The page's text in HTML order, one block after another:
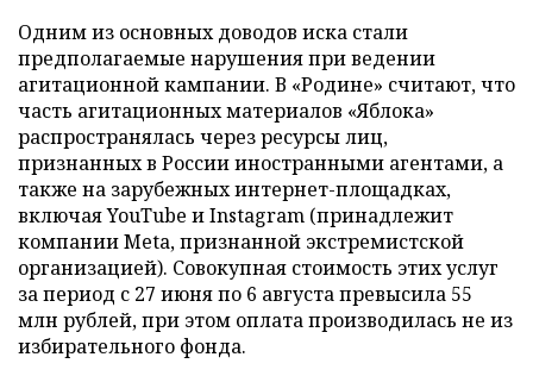
Одним из основных доводов иска стали
предполагаемые нарушения при ведении
агитационной кампании. В «Родине» считают, что
часть агитационных материалов «Яблока»
распространялась через ресурсы лиц,
признанных в России иностранными агентами, а
также на зарубежных интернет-площадках,
включая YouTube и Instagram (принадлежит
компании Meta, признанной экстремистской
организацией). Совокупная стоимость этих услуг
за период с 27 июня по 6 августа превысила 55
млн рублей, при этом оплата производилась не из
избирательного фонда.